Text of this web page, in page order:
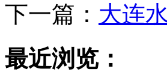
下一篇： 大连
最近浏览：